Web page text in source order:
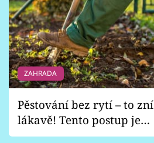
ZAHRADA
Pěstování bez rytí – to zní
lákavě! Tento postup je
vhodný jen pro některé